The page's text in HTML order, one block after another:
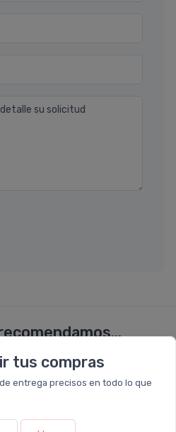
tus compras
entrega precisos en todo lo que
su solicitud